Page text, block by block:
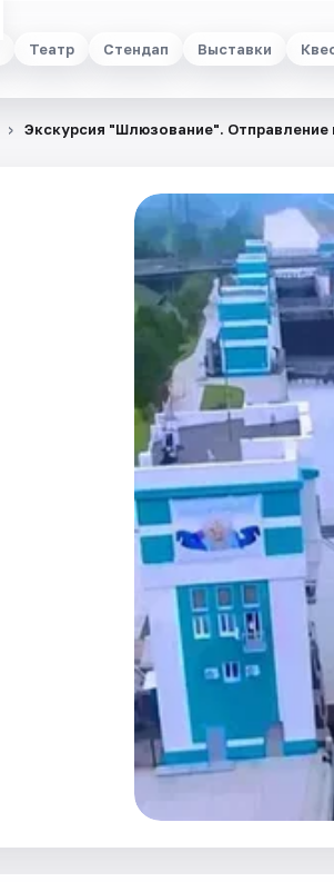
Театр Стендап Выставки
Экскурсия "Шлюзование". Отправление